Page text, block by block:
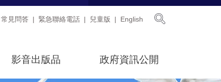
常見問答 緊急聯絡電話 兒童版 English
影音出版品 政府資訊公開